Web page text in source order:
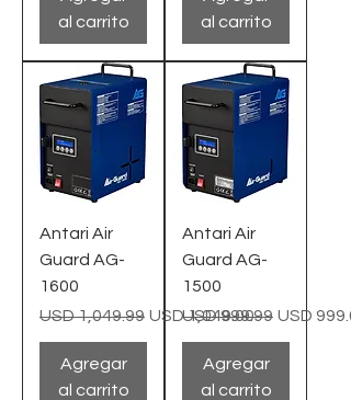
al carrito
al carrito
Antari Air
Guard AG-
1600
Precio
USD 1,049.99 Precio de oferta
USD 1,049.00
Agregar
al carrito
Antari Air
Guard AG-
1500
Precio
USD 999.99 Precio
USD
Agregar
al carrito